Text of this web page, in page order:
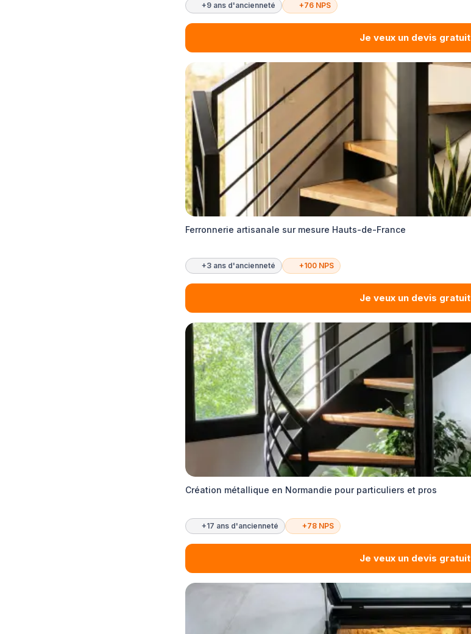
+9 ans d'ancienneté +76 NPS
Je veux un devis gratuit
Ferronnerie artisanale sur mesure Hauts-de-France
+3 ans d'ancienneté +100 NPS
Je veux un devis gratuit
Création métallique en Normandie pour particuliers et pros
+17 ans d'ancienneté +78 NPS
Je veux un devis gratuit